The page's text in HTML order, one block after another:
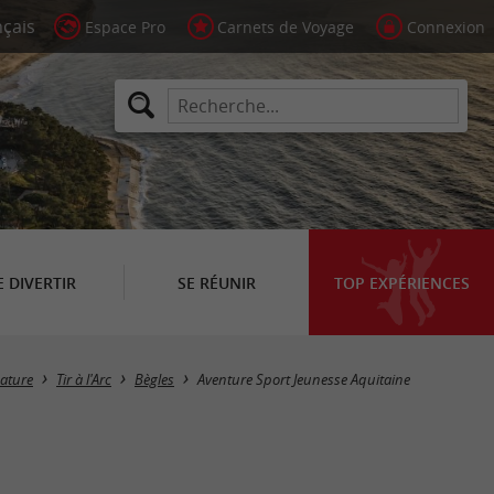
Espace Pro Carnets de Voyage Connexion
DIVERTIR SE RÉUNIR TOP EXPÉRIENCES
Tir à l'Arc Bègles Aventure Sport Jeunesse Aquitaine